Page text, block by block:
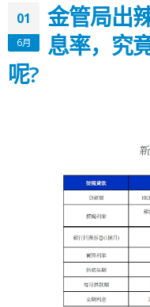
01
6月
金管局出
息率，究
呢?